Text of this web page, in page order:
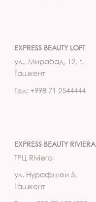
EXPRESS BEAUTY LOFT
ул., Мирабад, 12, г.
Ташкент
Тел: +998 71 2544444
EXPRESS BEAUTY RIVIERA
ТРЦ Riviera
ул. Нурафшон 5,
Ташкент